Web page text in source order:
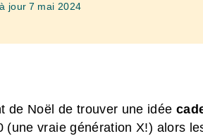
jour 7 mai 2024
de Noël de trouver une idée
vraie génération X!) alors